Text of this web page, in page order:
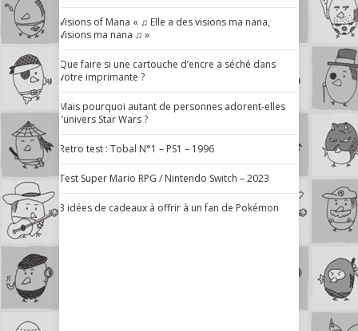
Visions of Mana « ♫ Elle a des visions ma nana,
Visions ma nana ♫ »
Que faire si une cartouche d’encre a séché dans
votre imprimante ?
Mais pourquoi autant de personnes adorent-elles
l’univers Star Wars ?
Retro test : Tobal N°1 – PS1 – 1996
Test Super Mario RPG / Nintendo Switch – 2023
3 idées de cadeaux à offrir à un fan de Pokémon